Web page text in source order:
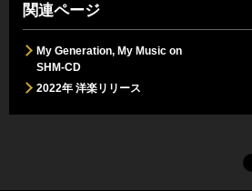
関連ページ
My Generation, My Music on
SHM-CD
2022年 洋楽リリース